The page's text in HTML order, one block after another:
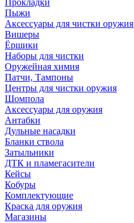
Прокладки
Пыжи
Аксессуары для чистки оружия
Вишеры
Ёршики
Наборы для чистки
Оружейная химия
Патчи, Тампоны
Центры для чистки оружия
Шомпола
Аксессуары для оружия
Антабки
Дульные насадки
Бланки ствола
Затыльники
ДТК и пламегасители
Кейсы
Кобуры
Комплектующие
Краска для оружия
Магазины